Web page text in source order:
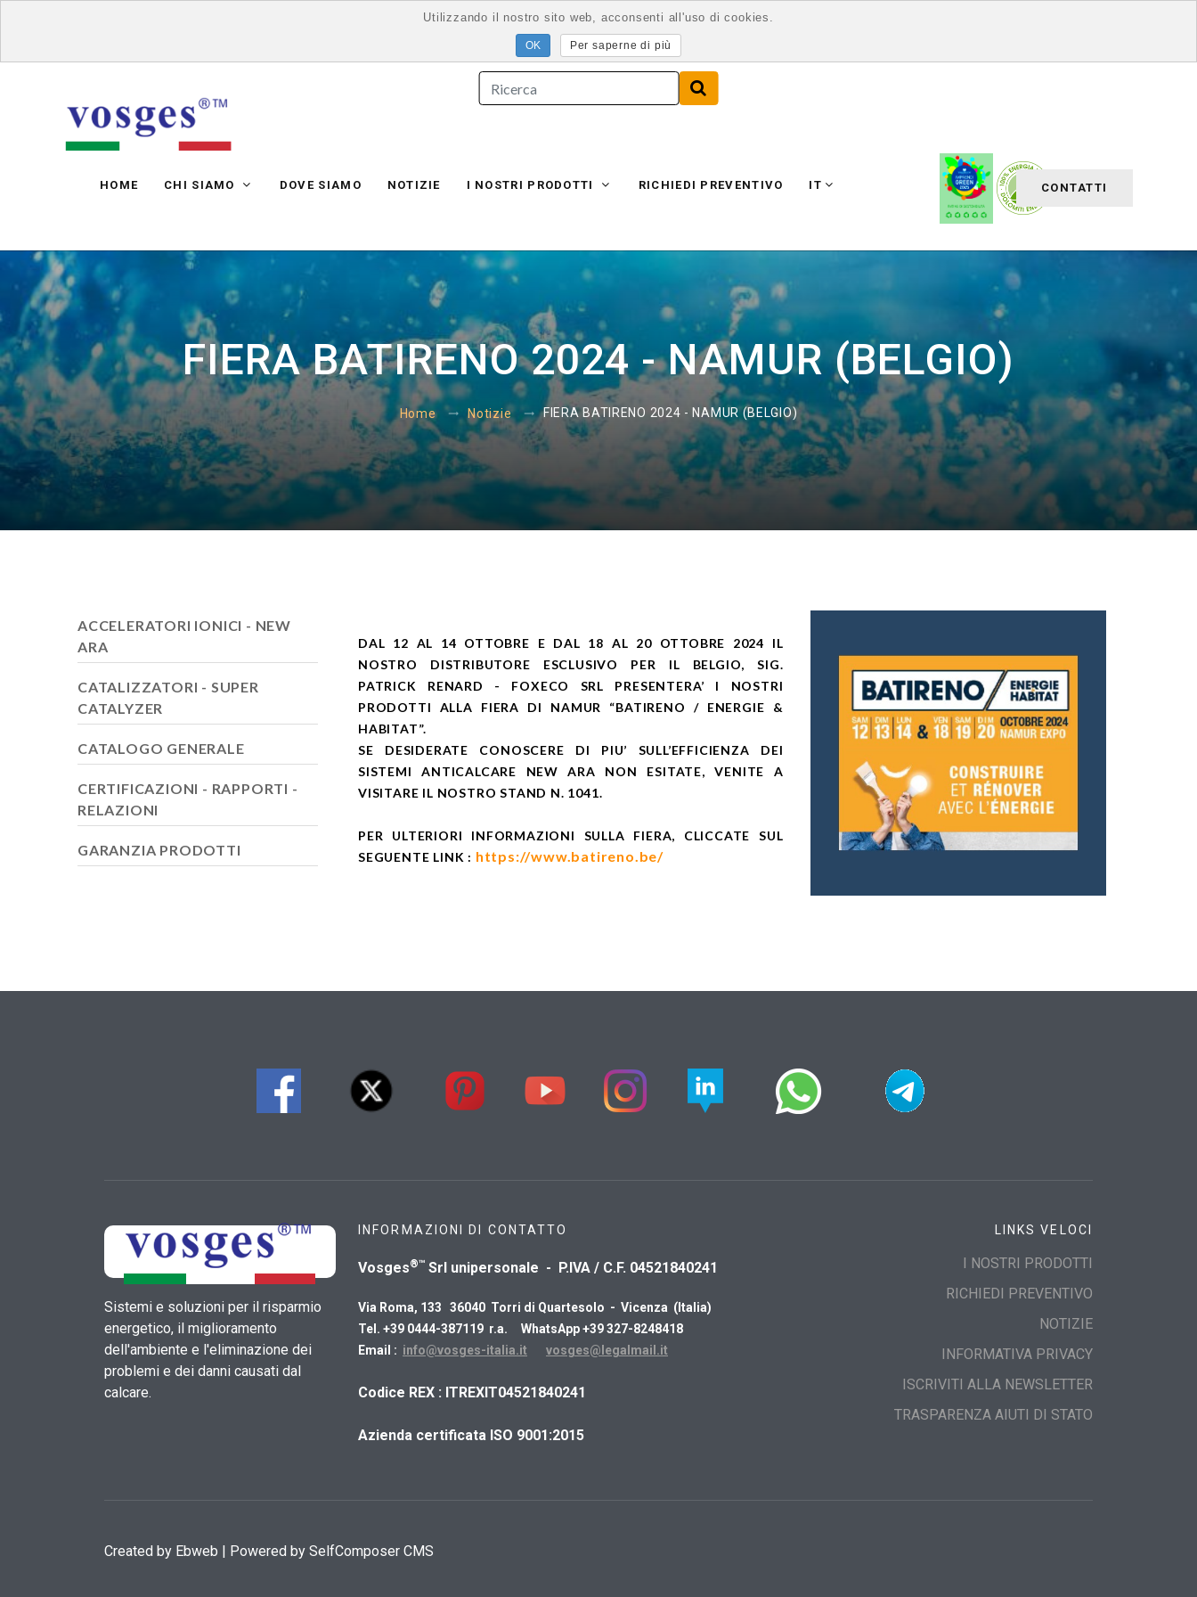
CONTATTI
HOME CHI SIAMO DOVE SIAMO NOTIZIE I NOSTRI PRODOTTI RICHIEDI PREVENTIVO IT
FIERA BATIRENO 2024 - NAMUR (BELGIO)
Home Notizie FIERA BATIRENO 2024 - NAMUR (BELGIO)
DAL 12 AL 14 OTTOBRE E DAL 18 AL 20 OTTOBRE 2024 IL
NOSTRO DISTRIBUTORE ESCLUSIVO PER IL BELGIO, SIG.
PATRICK RENARD - FOXECO SRL PRESENTERA’ I NOSTRI
PRODOTTI ALLA FIERA DI NAMUR “BATIRENO / ENERGIE &
HABITAT”.
SE DESIDERATE CONOSCERE DI PIU’ SULL’EFFICIENZA DEI
SISTEMI ANTICALCARE NEW ARA NON ESITATE, VENITE A
VISITARE IL NOSTRO STAND N. 1041.
PER ULTERIORI INFORMAZIONI SULLA FIERA, CLICCATE SUL
SEGUENTE LINK : https://www.batireno.be/
ACCELERATORI IONICI - NEW
ARA
CATALIZZATORI - SUPER
CATALYZER
CATALOGO GENERALE
CERTIFICAZIONI - RAPPORTI -
RELAZIONI
GARANZIA PRODOTTI
Sistemi e soluzioni per il risparmio
energetico, il miglioramento
dell'ambiente e l'eliminazione dei
problemi e dei danni causati dal
calcare.
INFORMAZIONI DI CONTATTO
Vosges®™ Srl unipersonale - P.IVA / C.F. 04521840241
Via Roma, 133 36040 Torri di Quartesolo - Vicenza (Italia)
Tel. +39 0444-387119 r.a. WhatsApp +39 327-8248418
Email : info@vosges-italia.it vosges@legalmail.it
​Codice REX : ITREXIT04521840241
Azienda certificata ISO 9001:2015
LINKS VELOCI
I NOSTRI PRODOTTI
RICHIEDI PREVENTIVO
NOTIZIE
INFORMATIVA PRIVACY
ISCRIVITI ALLA NEWSLETTER
TRASPARENZA AIUTI DI STATO
Created by Ebweb | Powered by SelfComposer CMS
Utilizzando il nostro sito web, acconsenti all'uso di cookies.
Per saperne di più